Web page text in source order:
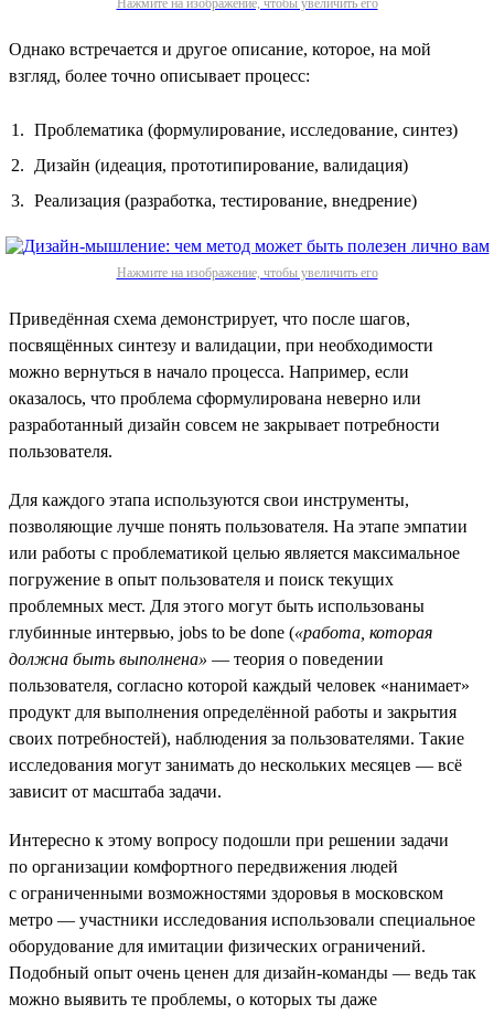
Нажмите на изображение, чтобы увеличить его
Однако встречается и другое описание, которое, на мой
взгляд, более точно описывает процесс:
Проблематика (формулирование, исследование, синтез)
Дизайн (идеация, прототипирование, валидация)
Реализация (разработка, тестирование, внедрение)
Нажмите на изображение, чтобы увеличить его
Приведённая схема демонстрирует, что после шагов,
посвящённых синтезу и валидации, при необходимости
можно вернуться в начало процесса. Например, если
оказалось, что проблема сформулирована неверно или
разработанный дизайн совсем не закрывает потребности
пользователя.
Для каждого этапа используются свои инструменты,
позволяющие лучше понять пользователя. На этапе эмпатии
или работы с проблематикой целью является максимальное
погружение в опыт пользователя и поиск текущих
проблемных мест. Для этого могут быть использованы
глубинные интервью, jobs to be done («работа, которая
должна быть выполнена» — теория о поведении
пользователя, согласно которой каждый человек «нанимает»
продукт для выполнения определённой работы и закрытия
своих потребностей), наблюдения за пользователями. Такие
исследования могут занимать до нескольких месяцев — всё
зависит от масштаба задачи.
Интересно к этому вопросу подошли при решении задачи
по организации комфортного передвижения людей
с ограниченными возможностями здоровья в московском
метро — участники исследования использовали специальное
оборудование для имитации физических ограничений.
Подобный опыт очень ценен для дизайн-команды — ведь так
можно выявить те проблемы, о которых ты даже